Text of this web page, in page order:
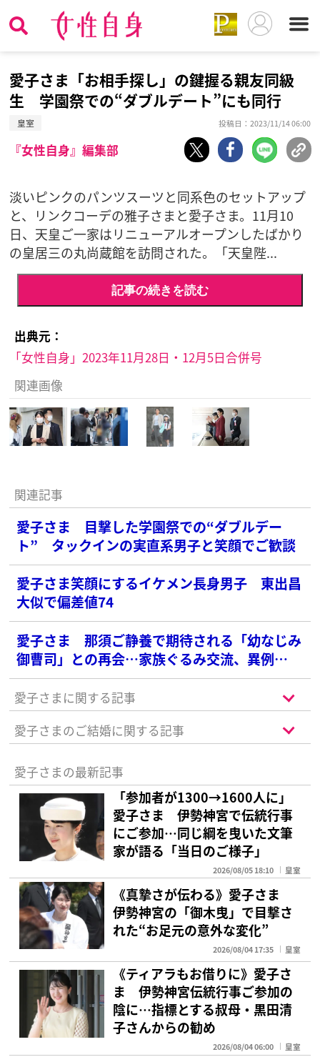
愛子さま「お相手探し」の鍵握る親友同級
生 学園祭での“ダブルデート”にも同行
皇室 投稿日：2023/11/14 06:00
『女性自身』編集部
淡いピンクのパンツスーツと同系色のセットアップ
と、リンクコーデの雅子さまと愛子さま。11月10
日、天皇ご一家はリニューアルオープンしたばかり
の皇居三の丸尚蔵館を訪問された。「天皇陛...
記事の続きを読む
出典元：
「女性自身」2023年11月28日・12月5日合併号
関連画像
関連記事
愛子さま 目撃した学園祭での“ダブルデー
ト” タックインの実直系男子と笑顔でご歓談
愛子さま笑顔にするイケメン長身男子 東出昌
大似で偏差値74
愛子さま 那須ご静養で期待される「幼なじみ
御曹司」との再会…家族ぐるみ交流、異例
の“特別扱い”も
愛子さまに関する記事
愛子さまのご結婚に関する記事
愛子さまの最新記事
「参加者が1300→1600人に」
愛子さま 伊勢神宮で伝統行事
にご参加…同じ綱を曳いた文筆
家が語る「当日のご様子」
2026/08/05 18:10 皇室
《真摯さが伝わる》愛子さま
伊勢神宮の「御木曳」で目撃さ
れた“お足元の意外な変化”
2026/08/04 17:35 皇室
《ティアラもお借りに》愛子さ
ま 伊勢神宮伝統行事ご参加の
陰に…指標とする叔母・黒田清
子さんからの勧め
2026/08/04 06:00 皇室